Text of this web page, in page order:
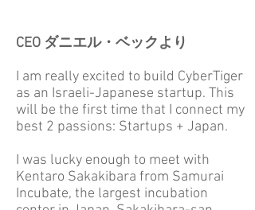
CEO ダニエル・ベックより
I am really excited to build CyberTiger
as an Israeli-Japanese startup. This
will be the first time that I connect my
best 2 passions: Startups + Japan.
I was lucky enough to meet with
Kentaro Sakakibara from Samurai
Incubate, the largest incubation